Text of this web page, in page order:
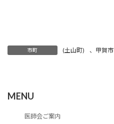
市町 (土山町) 、 甲賀市
MENU
医師会ご案内